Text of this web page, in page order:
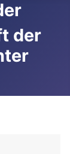
der